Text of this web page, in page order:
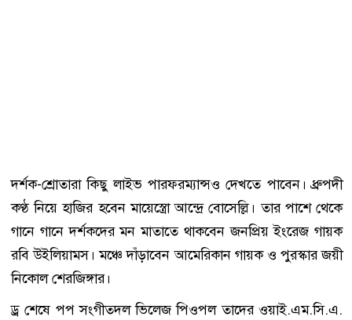
দর্শক-শ্রোতারা কিছু লাইভ পারফরম্যান্সও দেখতে পাবেন। ধ্রুপদী
কণ্ঠ নিয়ে হাজির হবেন মায়েস্ত্রো আন্দ্রে বোসেল্লি। তার পাশে থেকে
গানে গানে দর্শকদের মন মাতাতে থাকবেন জনপ্রিয় ইংরেজ গায়ক
রবি উইলিয়ামস। মঞ্চে দাঁড়াবেন আমেরিকান গায়ক ও পুরস্কার জয়ী
নিকোল শেরজিঙ্গার।
ড্র শেষে পপ সংগীতদল ভিলেজ পিওপল তাদের ওয়াই.এম.সি.এ.